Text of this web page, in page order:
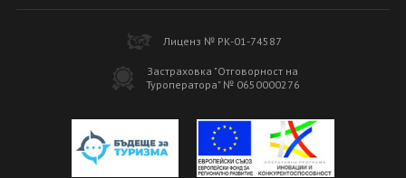
Лиценз № РК-01-74587
Застраховка "Отговорност на
Туроператора" № 0650000276